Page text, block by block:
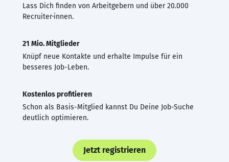
Lass Dich finden von Arbeitgebern und über 20.000
Recruiter·innen.
21 Mio. Mitglieder
Knüpf neue Kontakte und erhalte Impulse für ein
besseres Job-Leben.
Kostenlos profitieren
Schon als Basis-Mitglied kannst Du Deine Job-Suche
deutlich optimieren.
Jetzt registrieren